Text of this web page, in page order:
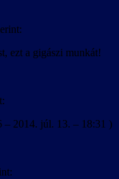
ezt a gigászi munkát!
– 2014. júl. 13. – 18:31 )